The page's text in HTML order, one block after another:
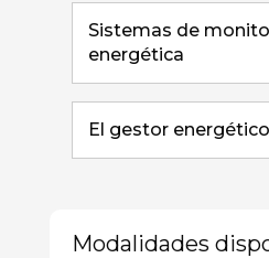
Sistemas de
energética
El gestor energético
Modalidades